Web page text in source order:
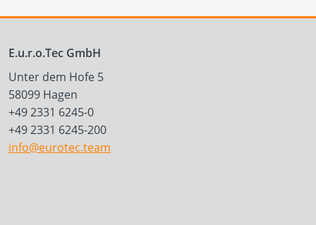
E.u.r.o.Tec GmbH
Unter dem Hofe 5
58099 Hagen
+49 2331 6245-0
+49 2331 6245-200
info@eurotec.team